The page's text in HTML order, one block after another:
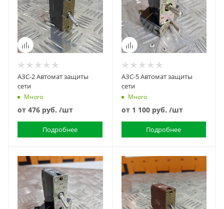
АЗС-2 Автомат защиты
сети
Много
от 476 руб. /шт
Подробнее
АЗС-5 Автомат защиты
сети
Много
от 1 100 руб. /шт
Подробнее